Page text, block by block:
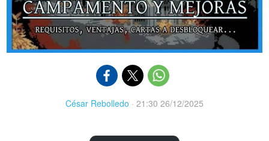
César Rebolledo · 21:30 26/12/2025